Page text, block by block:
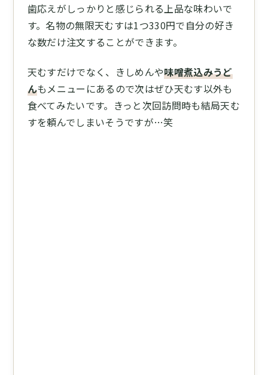
歯応えがしっかりと感じられる上品な味わいで
す。名物の無限天むすは1つ330円で自分の好き
な数だけ注文することができます。
天むすだけでなく、きしめんや味噌煮込みうど
んもメニューにあるので次はぜひ天むす以外も
食べてみたいです。きっと次回訪問時も結局天む
すを頼んでしまいそうですが…笑